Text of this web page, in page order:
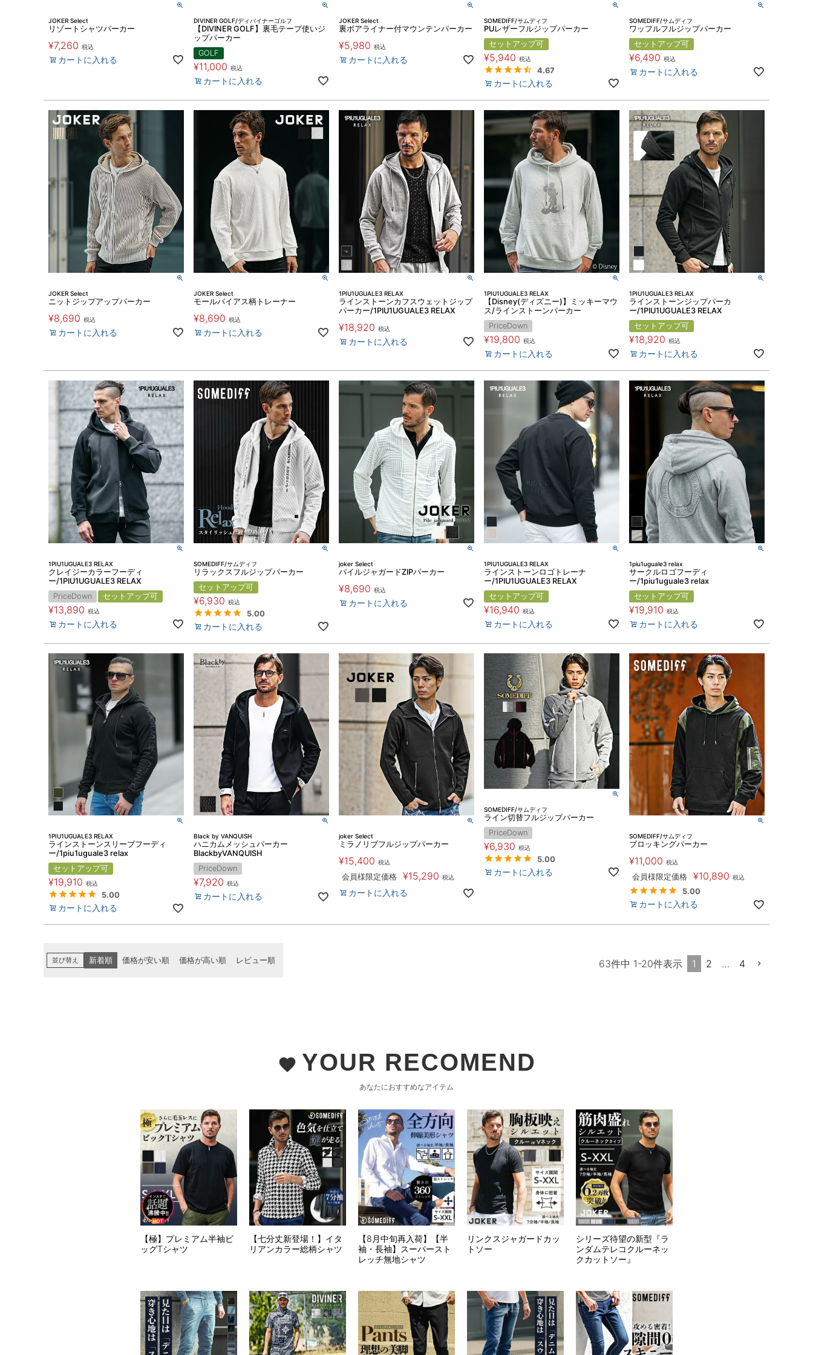
JOKER Select
リゾートシャツパーカー
¥7,260 税込
カートに入れる
DIVINER GOLF/ディバイナーゴルフ
【DIVINER GOLF】裏毛テープ使いジ
ップパーカー
GOLF
¥11,000 税込
カートに入れる
JOKER Select
裏ボアライナー付マウンテンパーカー
¥5,980 税込
カートに入れる
SOMEDIFF/サムディフ
PUレザーフルジップパーカー
セットアップ可
¥5,940 税込
4.67
カートに入れる
SOMEDIFF/サムディフ
ワッフルフルジップパーカー
セットアップ可
¥6,490 税込
カートに入れる
JOKER Select
ニットジップアップパーカー
¥8,690 税込
カートに入れる
JOKER Select
モールバイアス柄トレーナー
¥8,690 税込
カートに入れる
1PIU1UGUALE3 RELAX
ラインストーンカフスウェットジップ
パーカー/1PIU1UGUALE3 RELAX
¥18,920 税込
カートに入れる
1PIU1UGUALE3 RELAX
【Disney(ディズニー)】ミッキーマウ
ス/ラインストーンパーカー
PriceDown
¥19,800 税込
カートに入れる
1PIU1UGUALE3 RELAX
ラインストーンジップパーカ
ー/1PIU1UGUALE3 RELAX
セットアップ可
¥18,920 税込
カートに入れる
1PIU1UGUALE3 RELAX
クレイジーカラーフーディ
ー/1PIU1UGUALE3 RELAX
PriceDown
セットアップ可
¥13,890 税込
カートに入れる
SOMEDIFF/サムディフ
リラックスフルジップパーカー
セットアップ可
¥6,930 税込
5.00
カートに入れる
joker Select
パイルジャガードZIPパーカー
¥8,690 税込
カートに入れる
1PIU1UGUALE3 RELAX
ラインストーンロゴトレーナ
ー/1PIU1UGUALE3 RELAX
セットアップ可
¥16,940 税込
カートに入れる
1piu1uguale3 relax
サークルロゴフーディ
ー/1piu1uguale3 relax
セットアップ可
¥19,910 税込
カートに入れる
1PIU1UGUALE3 RELAX
ラインストーンスリーブフーディ
ー/1piu1uguale3 relax
セットアップ可
¥19,910 税込
5.00
カートに入れる
Black by VANQUISH
ハニカムメッシュパーカー
BlackbyVANQUISH
PriceDown
¥7,920 税込
カートに入れる
joker Select
ミラノリブフルジップパーカー
¥15,400 税込
会員様限定価格 ¥15,290 税込
カートに入れる
SOMEDIFF/サムディフ
ライン切替フルジップパーカー
PriceDown
¥6,930 税込
5.00
カートに入れる
SOMEDIFF/サムディフ
ブロッキングパーカー
¥11,000 税込
会員様限定価格 ¥10,890 税込
5.00
カートに入れる
並び替え 新着順 価格が安い順 価格が高い順 レビュー順 63件中 1-20件表示 1 2 … 4
favorite YOUR RECOMEND
あなたにおすすめなアイテム
【極】プレミアム半袖ビ
ッグTシャツ
【七分丈新登場！】イタ
リアンカラー総柄シャツ
【8月中旬再入荷】【半
袖・長袖】スーパースト
レッチ無地シャツ
リンクスジャガードカッ
トソー
シリーズ待望の新型『ラ
ンダムテレコクルーネッ
クカットソー』